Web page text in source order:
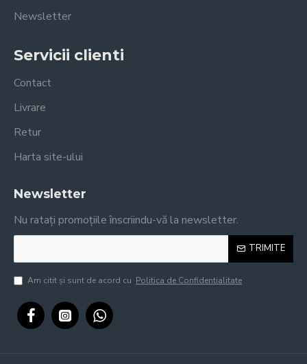
Newsletter
Servicii clienti
Contact
Livrare
Retur
Harta site-ului
Newsletter
Nu ratați promoțiile înscriindu-vă la newsletter.
TRIMITE
Am citit şi sunt de acord cu Politica de Confidentialitate